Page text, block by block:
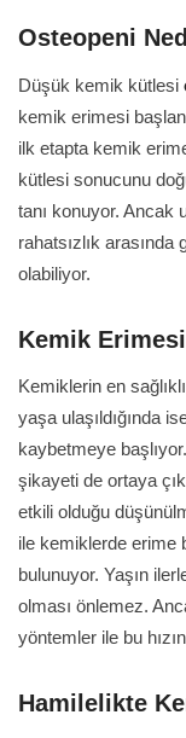
Osteopeni
Düşük kemik kütlesi
kemik erimesi
ilk etapta kemik
kütlesi sonucunu
tanı konuyor. Ancak
rahatsızlık
olabiliyor.
Kemik
Kemiklerin en
yaşa ulaşıldığında
kaybetmeye
şikayeti de ortaya
etkili olduğu
ile kemiklerde erime
bulunuyor. Yaşın
olması önlemez.
yöntemler ile bu
Hamilelikte